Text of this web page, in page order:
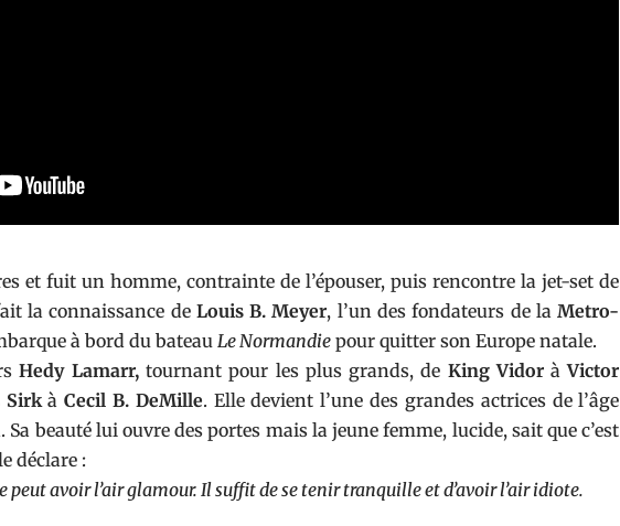
et fuit un homme, contrainte de l’épouser, puis rencontre la jet-set de
la connaissance deLouis B. Meyer, l’un des fondateurs de laMetro-
à bord du bateauLe Normandie pour quitter son Europe natale.
Hedy Lamarr,tournant pour les plus grands, de King VidoràVictor
SirkàCecil B. DeMille. Elle devient l’une des grandes actrices de l’âge
beauté lui ouvre des portes mais la jeune femme, lucide, sait que c’est
déclare :
peut avoir l’air glamour. Il suffit de se tenir tranquille et d’avoir l’air idiote.